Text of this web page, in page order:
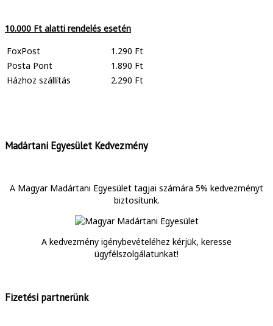
10.000 Ft alatti rendelés esetén
FoxPost
1.290 Ft
Posta Pont
1.890 Ft
Házhoz szállítás
2.290 Ft
Madártani Egyesület Kedvezmény
A Magyar Madártani Egyesület tagjai számára 5% kedvezményt
biztosítunk.
A kedvezmény igénybevételéhez kérjük, keresse
ügyfélszolgálatunkat!
Fizetési partnerünk